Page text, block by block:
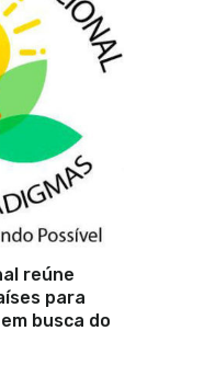
reúne
para
busca do